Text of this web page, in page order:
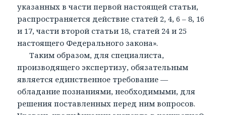
указанных в части первой настоящей статьи,
распространяется действие статей 2, 4, 6 – 8, 16
и 17, части второй статьи 18, статей 24 и 25
настоящего Федерального закона».
Таким образом, для специалиста,
производящего экспертизу, обязательным
является единственное требование —
обладание познаниями, необходимыми, для
решения поставленных перед ним вопросов.